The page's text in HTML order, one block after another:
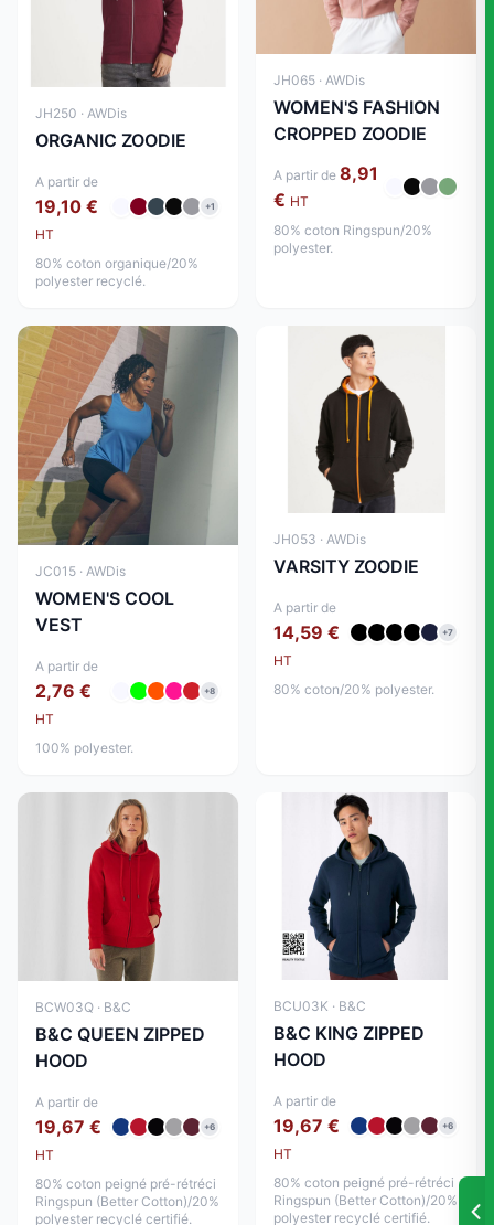
JH250 · AWDis
ORGANIC ZOODIE
A partir de
19,10 €
HT
+1
80% coton organique/20%
polyester recyclé.
JH065 · AWDis
WOMEN'S FASHION
CROPPED ZOODIE
A partir de 8,91
€ HT
80% coton Ringspun/20%
polyester.
JC015 · AWDis
WOMEN'S COOL
VEST
A partir de
2,76 €
HT
+8
100% polyester.
JH053 · AWDis
VARSITY ZOODIE
A partir de
14,59 €
HT
+7
80% coton/20% polyester.
BCW03Q · B&C
B&C QUEEN ZIPPED
HOOD
A partir de
19,67 €
HT
+6
80% coton peigné pré-rétréci
Ringspun (Better Cotton)/20%
polyester recyclé certifié.
BCU03K · B&C
B&C KING ZIPPED
HOOD
A partir de
19,67 €
HT
+6
80% coton peigné pré-rétréci
Ringspun (Better Cotton)/20%
polyester recyclé certifié.